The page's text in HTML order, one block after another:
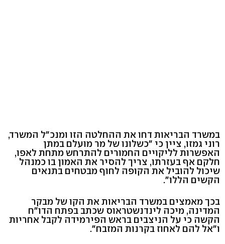
במשרד הבריאות דחו את ההחלטה הזו ומנכ"ל המשרד,
רוני גמזו, ציין כי "כשלונו של מר מועלם במתן
האפשרות לליקויים החמורים להתרחש מתחת לאפו,
חלקם אף בעזרתו, צריך להסיר את האמון בו כמנהל
שיכול להוביל את הקופה לחוף מבטחים בתנאים
הקשים הללו".
בכך מאמצים במשרד הבריאות את הקו של מבקר
המדינה, מיכה לינדנשטראוס שכתב בפתח הדו"ח
הקשה כי על הניצבים בראש הפירמידה לקבל אחריות
ו"אל להם לאחוז בקרנות המזבח".